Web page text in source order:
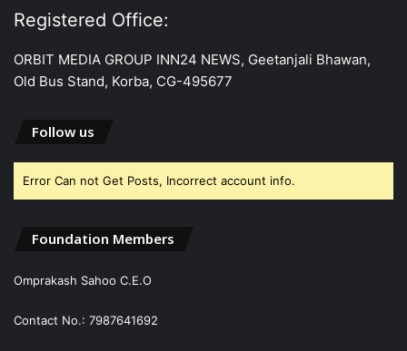
Registered Office:
ORBIT MEDIA GROUP INN24 NEWS, Geetanjali Bhawan,
Old Bus Stand, Korba, CG-495677
Follow us
Error Can not Get Posts, Incorrect account info.
Foundation Members
Omprakash Sahoo C.E.O
Contact No.: 7987641692